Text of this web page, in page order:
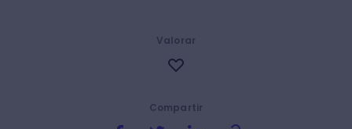
Compartir
Valorar